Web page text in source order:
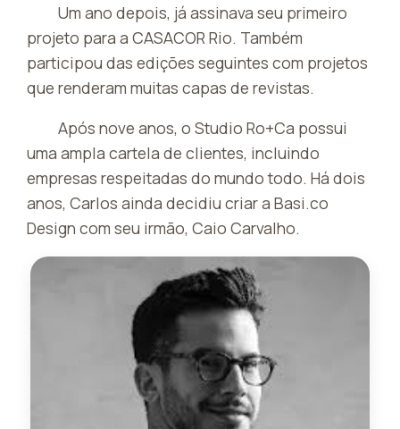
Um ano depois, já assinava seu primeiro
projeto para a CASACOR Rio. Também
participou das edições seguintes com projetos
que renderam muitas capas de revistas.
Após nove anos, o Studio Ro+Ca possui
uma ampla cartela de clientes, incluindo
empresas respeitadas do mundo todo. Há dois
anos, Carlos ainda decidiu criar a Basi.co
Design com seu irmão, Caio Carvalho.